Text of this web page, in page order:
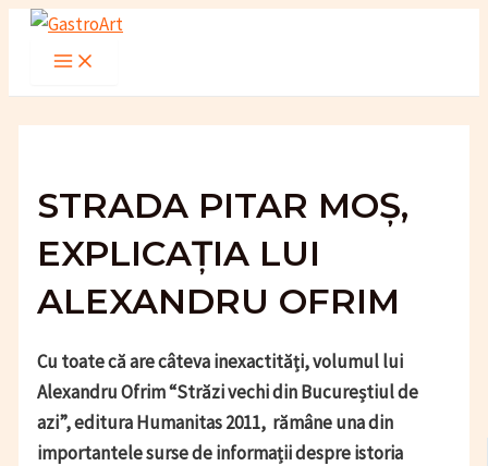
Skip
Main
STRADA PITAR MOȘ,
EXPLICAȚIA LUI
ALEXANDRU OFRIM
Cu toate că are câteva inexactități, volumul lui
Alexandru Ofrim “Străzi vechi din Bucureștiul de
azi”, editura Humanitas 2011, rămâne una din
importantele surse de informații despre istoria